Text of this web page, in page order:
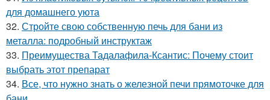
для домашнего уюта
32. Стройте свою собственную печь для бани из
металла: подробный инструктаж
33. Преимущества Тадалафила-Ксантис: Почему стоит
выбрать этот препарат
34. Все, что нужно знать о железной печи прямоточке для